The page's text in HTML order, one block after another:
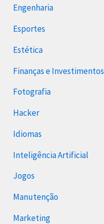
Engenharia
Esportes
Estética
Finanças e Investimentos
Fotografia
Hacker
Idiomas
Inteligência Artificial
Jogos
Manutenção
Marketing